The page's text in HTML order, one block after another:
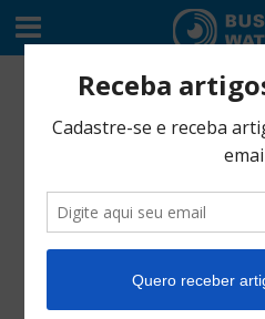
AGRONEGÓCIO• COMÉRCIO•
Indústria
maconha
bilhões